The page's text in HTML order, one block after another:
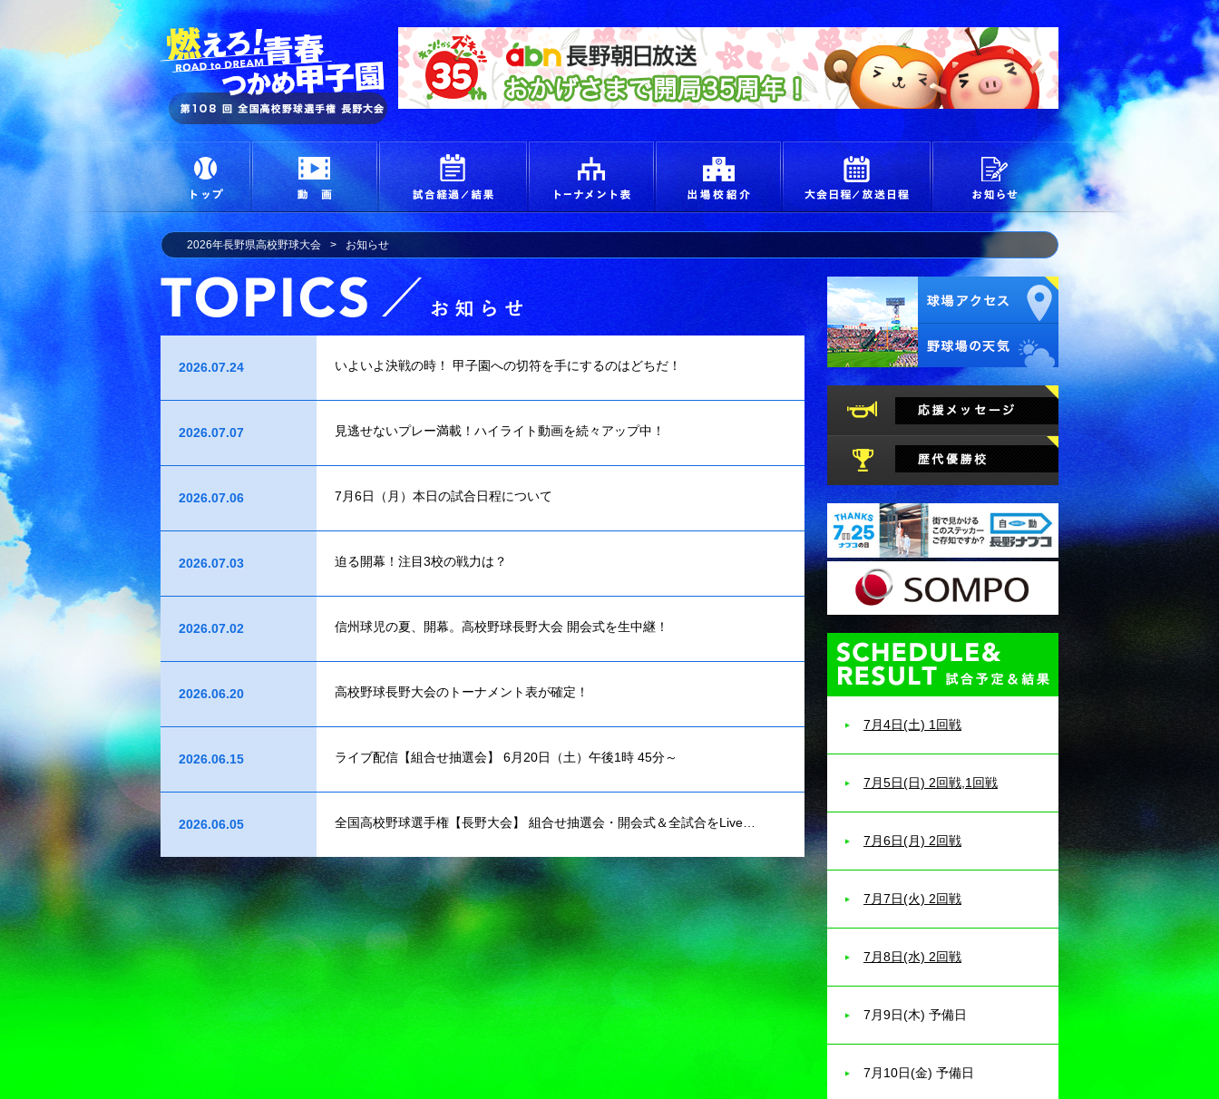
燃えろ！青春 つかめ甲子園
トップ 動画 試合経過＆結果 トーナメント 出場校 大会日程/放送日程
2026年長野県高校野球大会 お知らせ
2026.07.24 いよいよ決戦の時！ 甲子園への切符を手にするのはどちだ！
2026.07.07 見逃せないプレー満載！ハイライト動画を続々アップ中！
2026.07.06 7月6日（月）本日の試合日程について
2026.07.03 迫る開幕！注目3校の戦力は？
2026.07.02 信州球児の夏、開幕。高校野球長野大会 開会式を生中継！
2026.06.20 高校野球長野大会のトーナメント表が確定！
2026.06.15 ライブ配信【組合せ抽選会】 6月20日（土）午後1時 45分～
2026.06.05
7月4日(土) 1回戦
7月5日(日) 2回戦,1回戦
7月6日(月) 2回戦
7月7日(火) 2回戦
7月8日(水) 2回戦
7月9日(木) 予備日
7月10日(金) 予備日